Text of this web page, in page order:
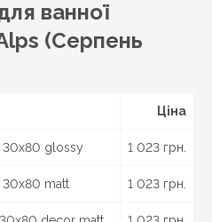
ванної
(Серпень
Ціна
30x80 glossy 1 023 грн.
30x80 matt 1 023 грн.